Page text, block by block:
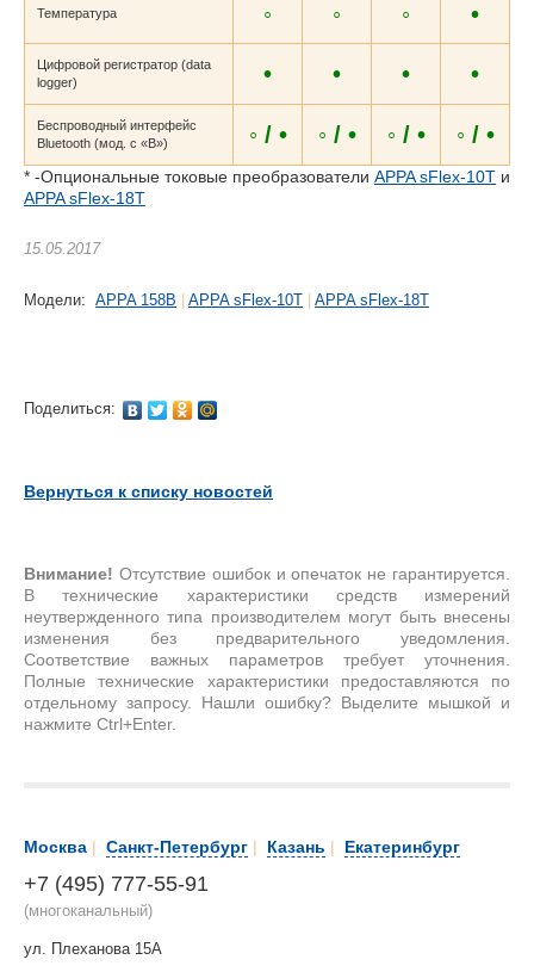
Температура ◦ ◦ ◦ •
Цифровой регистратор (data
logger)
• • • •
Беспроводный интерфейс
Bluetooth (мод. с «В»)
◦ / • ◦ / • ◦ / • ◦ / •
* -Опциональные токовые преобразователи APPA sFlex-10T и
APPA sFlex-18T
15.05.2017
Модели: APPA 158B APPA sFlex-10T APPA sFlex-18T
Поделиться:
Вернуться к списку новостей
Внимание! Отсутствие ошибок и опечаток не гарантируется.
В технические характеристики средств измерений
неутвержденного типа производителем могут быть внесены
изменения без предварительного уведомления.
Соответствие важных параметров требует уточнения.
Полные технические характеристики предоставляются по
отдельному запросу. Нашли ошибку? Выделите мышкой и
нажмите Ctrl+Enter.
Москва | Санкт-Петербург | Казань | Екатеринбург
+7 (495) 777-55-91
(многоканальный)
ул. Плеханова 15А